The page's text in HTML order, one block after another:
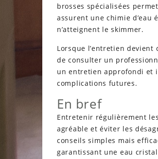
brosses spécialisées
assurent une chimie
n’atteignent le skimmer.
Lorsque l’entretien
de consulter un
un entretien approfondi et
complications futures.
En bref
Entretenir régulièrement
agréable et éviter les
conseils simples mais
garantissant une eau